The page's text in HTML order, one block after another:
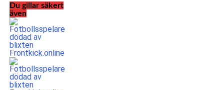
Du gillar säkert
även